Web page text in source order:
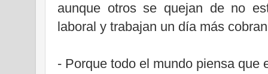
aunque otros se quejan de no
laboral y trabajan un día más
- Porque todo el mundo piensa que